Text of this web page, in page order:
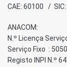
CAE: 60100 / SIC:
ANACOM:
N.º Licença
Serviço Fixo :
Registo INPI N.º